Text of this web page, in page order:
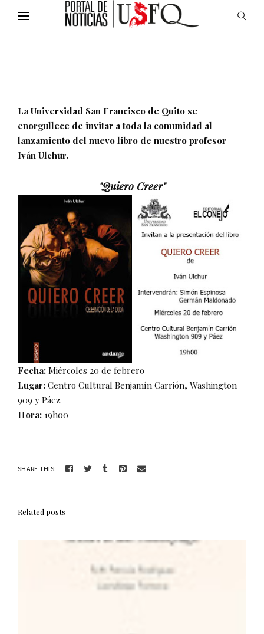
La Universidad San Francisco de Quito se
enorgullece de invitar a toda la comunidad al
lanzamiento del nuevo libro de nuestro profesor
Iván Ulchur.
"Quiero Creer"
Fecha: Miércoles 20 de febrero
Lugar: Centro Cultural Benjamín Carrión, Washington
909 y Páez
Hora: 19h00
SHARE THIS:
Related posts